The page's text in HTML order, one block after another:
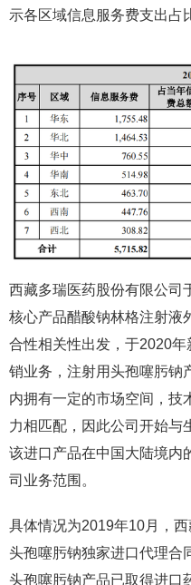
示各区域信息服务费支出占
西藏多瑞医药股份有限公司
核心产品醋酸钠林格注射液
合性相关性出发，于2020
销业务，注射用头孢噻肟钠
内拥有一定的市场空间，技
力相匹配，因此公司开始与
该进口产品在中国大陆境内
司业务范围。
具体情况为2019年10月，
头孢噻肟钠独家进口代理合
头孢噻肟钠产品已取得进口